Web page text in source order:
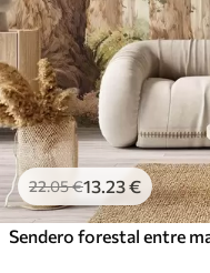
22.05€13 .23€